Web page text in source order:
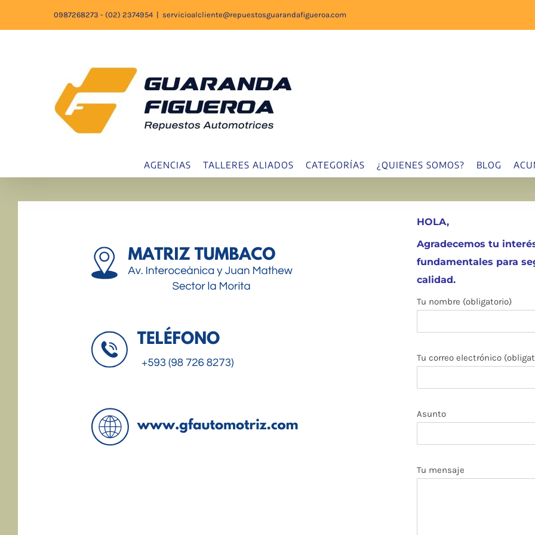
0987268273 - (02) 2374954 | servicioalcliente@repuestosguarandafigueroa.com
AGENCIAS TALLERES ALIADOS CATEGORÍAS ¿QUIENES SOMOS? BLOG
HOLA,
Agradecemos tu
fundamentales para
calidad.
Tu nombre (obligatorio)
Tu correo electrónico
Asunto
Tu mensaje